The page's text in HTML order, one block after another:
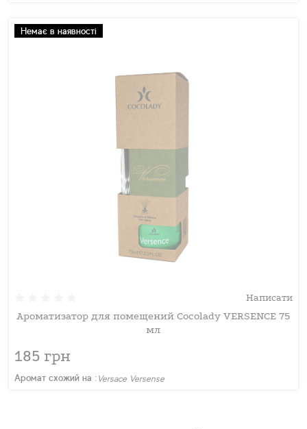
Немає в наявності
Написати
Ароматизатор для помещений Cocolady VERSENCE 75
мл
185 грн
Аромат схожий на : Versace Versense